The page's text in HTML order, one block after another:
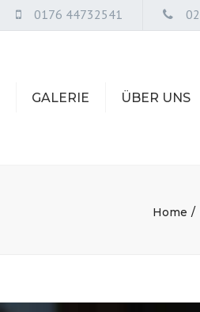
0176 44732541
GALERIE ÜBER UNS
Home